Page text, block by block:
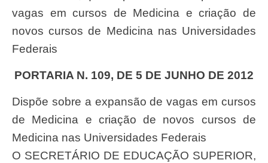
vagas em cursos de Medicina e criação de
novos cursos de Medicina nas Universidades
Federais
PORTARIA N. 109, DE 5 DE JUNHO DE 2012
Dispõe sobre a expansão de vagas em cursos
de Medicina e criação de novos cursos de
Medicina nas Universidades Federais
O SECRETÁRIO DE EDUCAÇÃO SUPERIOR,